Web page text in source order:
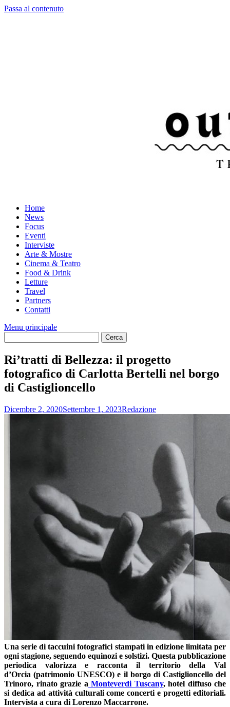
Passa al contenuto
Home
News
Focus
Eventi
Interviste
Arte & Mostre
Cinema & Teatro
Food & Drink
Letture
Travel
Partners
Contatti
Menu principale
Ri’tratti di Bellezza: il progetto
fotografico di Carlotta Bertelli nel borgo
di Castiglioncello
Dicembre 2, 2020Settembre 1, 2023Redazione
Una serie di taccuini fotografici stampati in edizione limitata per
ogni stagione, seguendo equinozi e solstizi. Questa pubblicazione
periodica valorizza e racconta il territorio della Val
d’Orcia (patrimonio UNESCO) e il borgo di Castiglioncello del
Trinoro, rinato grazie a Monteverdi Tuscany, hotel diffuso che
si dedica ad attività culturali come concerti e progetti editoriali.
Intervista a cura di Lorenzo Maccarrone.